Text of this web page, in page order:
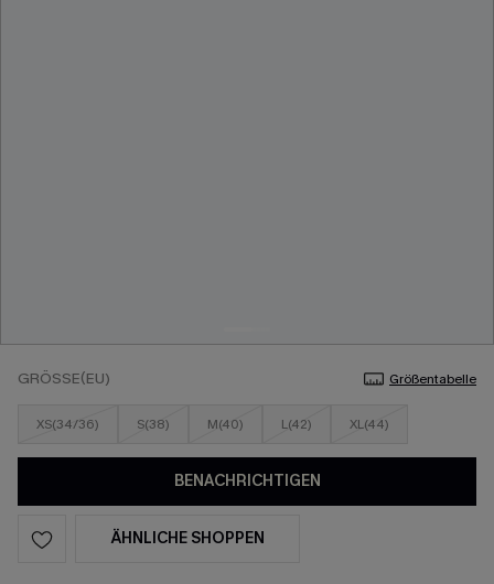
GRÖSSE(EU) Größentabelle
XS(34/36) S(38) M(40) L(42) XL(44)
BENACHRICHTIGEN
ÄHNLICHE SHOPPEN